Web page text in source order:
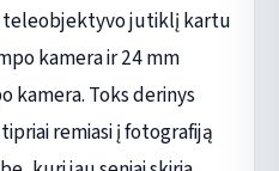
teleobjektyvo jutiklį kartu
kamera ir 24 mm
kamera. Toks derinys
remiasi į fotografiją